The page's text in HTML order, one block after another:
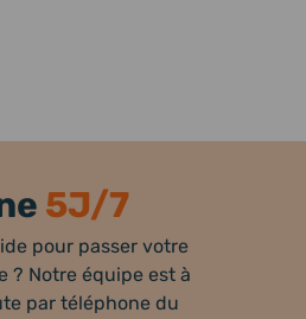
5J/7
pour passer votre
? Notre équipe est à
par téléphone du